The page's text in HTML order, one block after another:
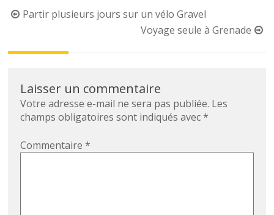
Partir plusieurs jours sur un vélo Gravel
Voyage seule à Grenade
Laisser un commentaire
Votre adresse e-mail ne sera pas publiée. Les
champs obligatoires sont indiqués avec*
Commentaire*